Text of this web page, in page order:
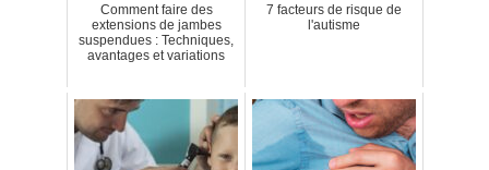
Comment faire des
extensions de jambes
suspendues : Techniques,
avantages et variations
7 facteurs de risque de
l'autisme